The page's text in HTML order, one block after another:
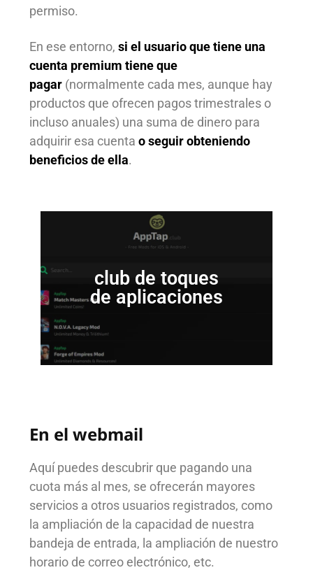
permiso.
En ese entorno, si el usuario que tiene una
cuenta premium tiene que
pagar (normalmente cada mes, aunque hay
productos que ofrecen pagos trimestrales o
incluso anuales) una suma de dinero para
adquirir esa cuenta o seguir obteniendo
beneficios de ella.
club de toques
de aplicaciones
En el webmail
Aquí puedes descubrir que pagando una
cuota más al mes, se ofrecerán mayores
servicios a otros usuarios registrados, como
la ampliación de la capacidad de nuestra
bandeja de entrada, la ampliación de nuestro
horario de correo electrónico, etc.